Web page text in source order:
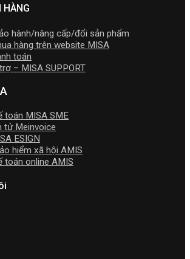
2026
HÀNG
hành/nâng cấp/đổi sản phẩm
hàng trên website MISA
toán
– MISA SUPPORT
toán MISA SME
tử Meinvoice
ESIGN
hiểm xã hội AMIS
toán online AMIS